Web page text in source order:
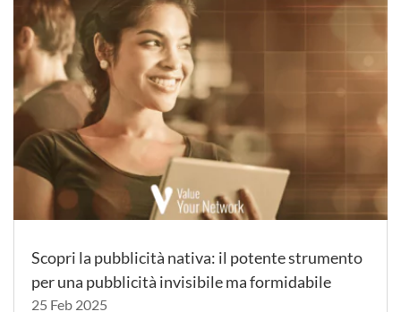
Scopri la pubblicità nativa: il potente strumento
per una pubblicità invisibile ma formidabile
25 Feb 2025